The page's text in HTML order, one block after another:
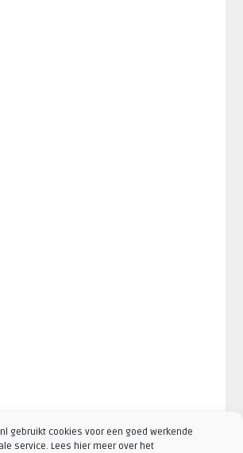
gebruikt cookies voor een goed werkende
service. Lees hier meer over het